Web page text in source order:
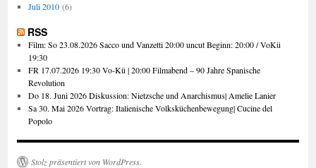
Juli 2010(6)
RSS
Film: So 23.08.2026 Sacco und Vanzetti 20:00 uncut Beginn: 20:00 / VoKü
19:30
FR 17.07.2026 19:30 Vo-Kü | 20:00 Filmabend – 90 Jahre Spanische
Revolution
Do 18. Juni 2026 Diskussion: Nietzsche und Anarchismus| Amelie Lanier
Sa 30. Mai 2026 Vortrag: Italienische Volksküchenbewegung| Cucine del
Popolo
Stolz präsentiert von WordPress.